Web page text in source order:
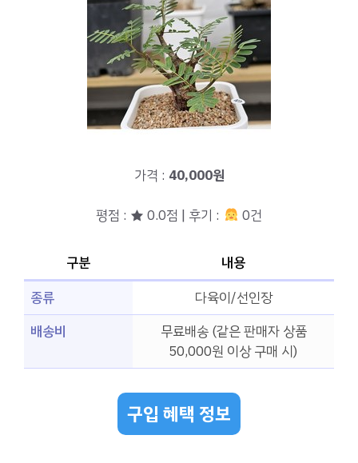
가격 : 40,000원
평점 : ★ 0.0점 | 후기 : 0건
구분
내용
종류
다육이/선인장
배송비
무료배송 (같은 판매자 상품
50,000원 이상 구매 시)
구입 혜택 정보